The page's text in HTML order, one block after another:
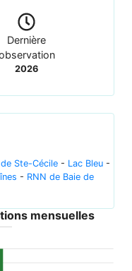
Dernière
2026
Ste-Cécile - Lac Bleu -
- RNN de Baie de
mensuelles